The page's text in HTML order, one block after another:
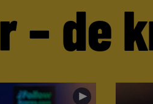
– de
►